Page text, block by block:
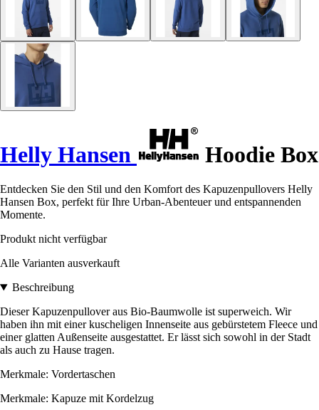
Helly Hansen Hoodie Box
Entdecken Sie den Stil und den Komfort des Kapuzenpullovers Helly
Hansen Box, perfekt für Ihre Urban-Abenteuer und entspannenden
Momente.
Produkt nicht verfügbar
Alle Varianten ausverkauft
Beschreibung
Dieser Kapuzenpullover aus Bio-Baumwolle ist superweich. Wir
haben ihn mit einer kuscheligen Innenseite aus gebürstetem Fleece und
einer glatten Außenseite ausgestattet. Er lässt sich sowohl in der Stadt
als auch zu Hause tragen.
Merkmale: Vordertaschen
Merkmale: Kapuze mit Kordelzug